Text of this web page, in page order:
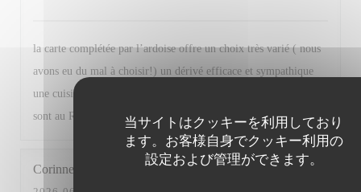
当サイトはクッキーを利用しており
ます。お客様自身でクッキー利用の
設定および管理ができます。
la carte complétée par l’ardoise offre un choix très varié ( nous
avons eu du mal à choisir!) un dérivé efficace et sympathique
une cuisine avec beaucoup de saveurs épices, herbes fraîches
sont au RDV.
Corinne